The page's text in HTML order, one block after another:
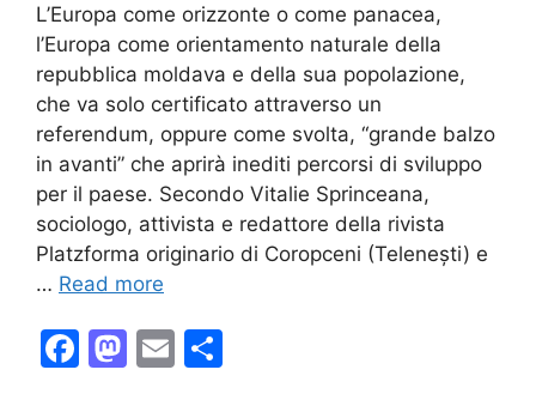
L’Europa come orizzonte o come panacea,
l’Europa come orientamento naturale della
repubblica moldava e della sua popolazione,
che va solo certificato attraverso un
referendum, oppure come svolta, “grande balzo
in avanti” che aprirà inediti percorsi di sviluppo
per il paese. Secondo Vitalie Sprinceana,
sociologo, attivista e redattore della rivista
Platzforma originario di Coropceni (Telenești) e
… Read more
F
M E